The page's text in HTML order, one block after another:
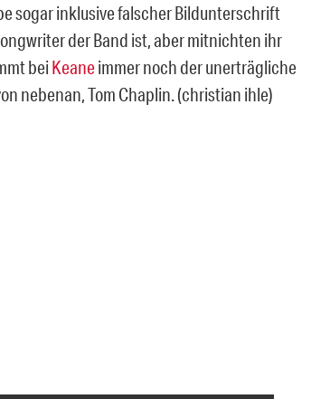
sogar inklusive falscher Bildunterschrift
der Band ist, aber mitnichten ihr
bei Keaneimmer noch der unerträgliche
nebenan, Tom Chaplin. (christian ihle)